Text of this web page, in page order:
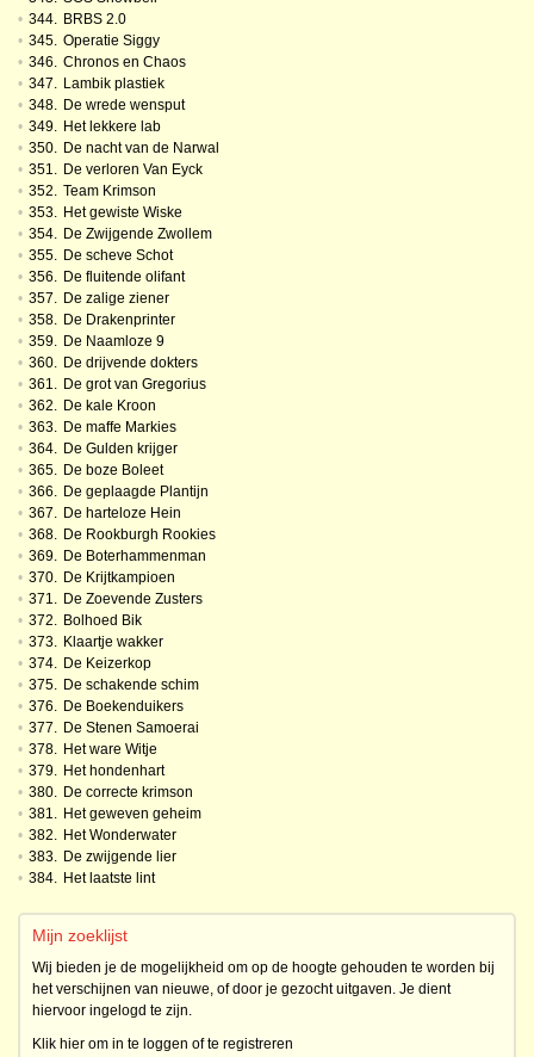
• 344. BRBS 2.0
• 345. Operatie Siggy
• 346. Chronos en Chaos
• 347. Lambik plastiek
• 348. De wrede wensput
• 349. Het lekkere lab
• 350. De nacht van de Narwal
• 351. De verloren Van Eyck
• 352. Team Krimson
• 353. Het gewiste Wiske
• 354. De Zwijgende Zwollem
• 355. De scheve Schot
• 356. De fluitende olifant
• 357. De zalige ziener
• 358. De Drakenprinter
• 359. De Naamloze 9
• 360. De drijvende dokters
• 361. De grot van Gregorius
• 362. De kale Kroon
• 363. De maffe Markies
• 364. De Gulden krijger
• 365. De boze Boleet
• 366. De geplaagde Plantijn
• 367. De harteloze Hein
• 368. De Rookburgh Rookies
• 369. De Boterhammenman
• 370. De Krijtkampioen
• 371. De Zoevende Zusters
• 372. Bolhoed Bik
• 373. Klaartje wakker
• 374. De Keizerkop
• 375. De schakende schim
• 376. De Boekenduikers
• 377. De Stenen Samoerai
• 378. Het ware Witje
• 379. Het hondenhart
• 380. De correcte krimson
• 381. Het geweven geheim
• 382. Het Wonderwater
• 383. De zwijgende lier
• 384. Het laatste lint
Mijn zoeklijst
Wij bieden je de mogelijkheid om op de hoogte gehouden te worden bij
het verschijnen van nieuwe, of door je gezocht uitgaven. Je dient
hiervoor ingelogd te zijn.
Klik hier om in te loggen of te registreren